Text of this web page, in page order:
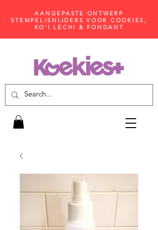
AANGEPASTE ONTWERP
STEMPEL/SNIJDERS VOOR COOKIES,
KO'I LECHI & FONDANT